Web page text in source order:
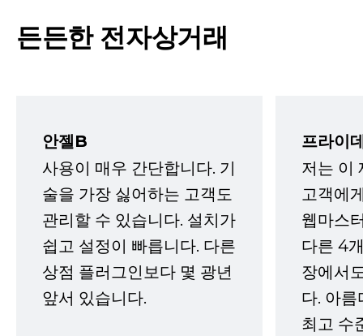
든든한 전자상거래
안젤B
사용이 매우 간단합니다. 기
술을 가장 싫어하는 고객도
관리할 수 있습니다. 설치가
쉽고 설정이 빠릅니다. 다른
상점 플러그인보다 몇 광년
앞서 있습니다.
프라이
저는 이
고객에
웹마스
다른 4
장에서
다. 아름
최고 수